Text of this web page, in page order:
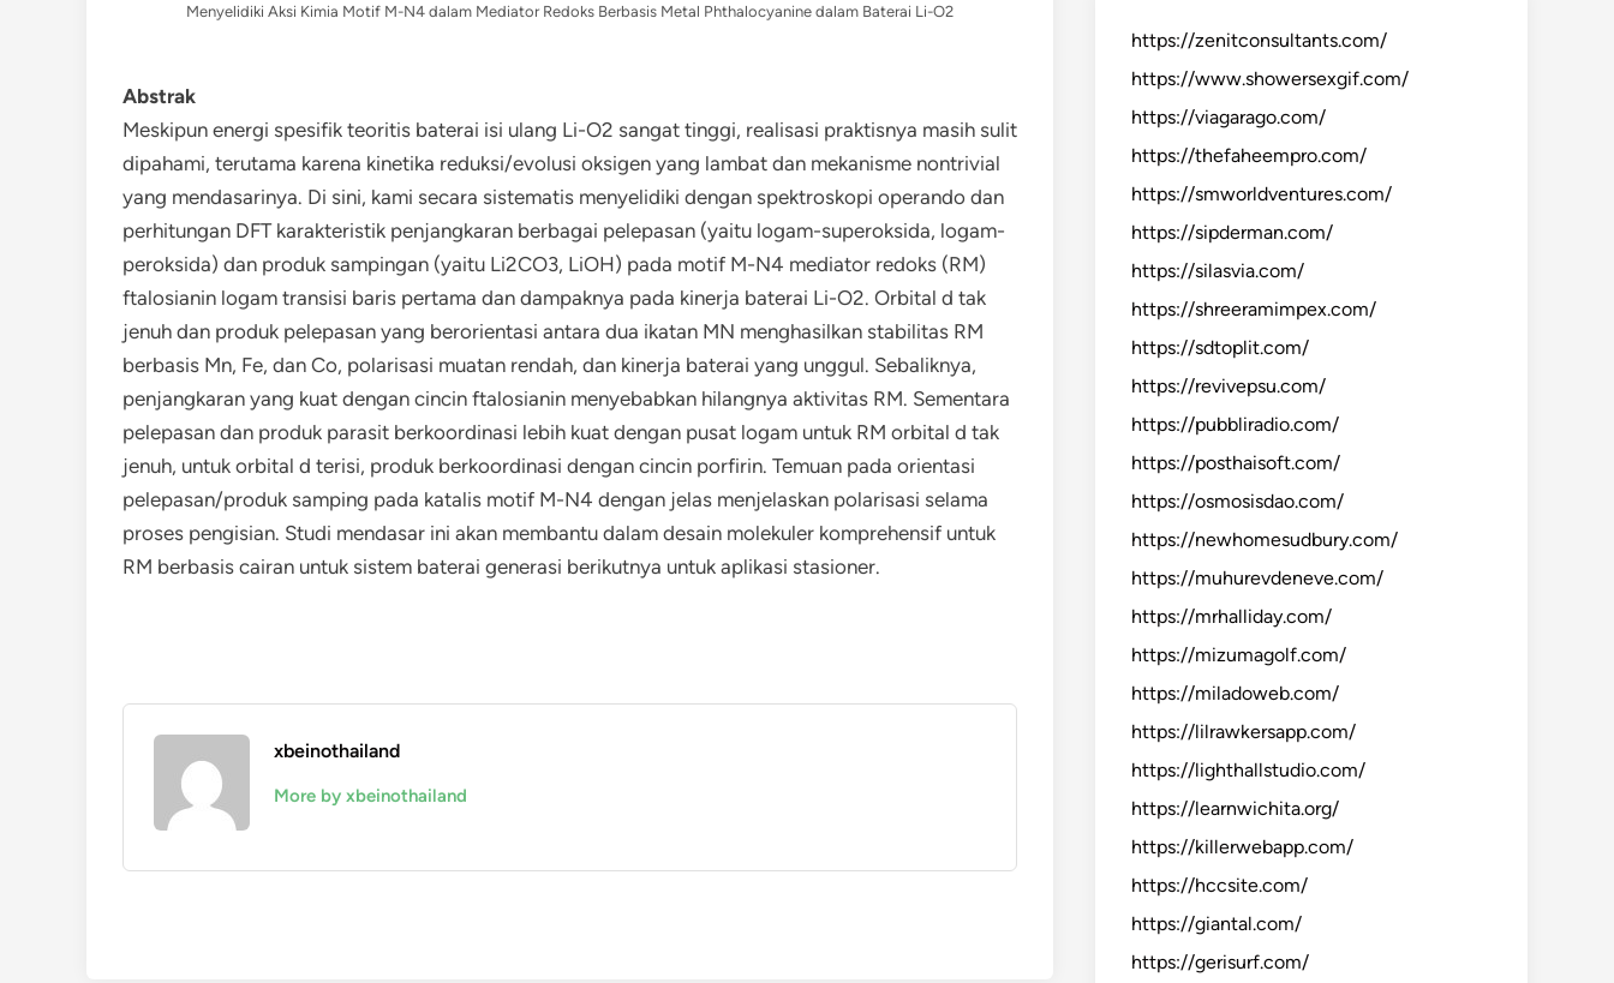
Menyelidiki Aksi Kimia Motif M-N4 dalam Mediator Redoks Berbasis Metal Phthalocyanine dalam Baterai Li-O2
Abstrak
Meskipun energi spesifik teoritis baterai isi ulang Li-O2 sangat tinggi, realisasi praktisnya masih sulit
dipahami, terutama karena kinetika reduksi/evolusi oksigen yang lambat dan mekanisme nontrivial
yang mendasarinya. Di sini, kami secara sistematis menyelidiki dengan spektroskopi operando dan
perhitungan DFT karakteristik penjangkaran berbagai pelepasan (yaitu logam-superoksida, logam-
peroksida) dan produk sampingan (yaitu Li2CO3, LiOH) pada motif M-N4 mediator redoks (RM)
ftalosianin logam transisi baris pertama dan dampaknya pada kinerja baterai Li-O2. Orbital d tak
jenuh dan produk pelepasan yang berorientasi antara dua ikatan MN menghasilkan stabilitas RM
berbasis Mn, Fe, dan Co, polarisasi muatan rendah, dan kinerja baterai yang unggul. Sebaliknya,
penjangkaran yang kuat dengan cincin ftalosianin menyebabkan hilangnya aktivitas RM. Sementara
pelepasan dan produk parasit berkoordinasi lebih kuat dengan pusat logam untuk RM orbital d tak
jenuh, untuk orbital d terisi, produk berkoordinasi dengan cincin porfirin. Temuan pada orientasi
pelepasan/produk samping pada katalis motif M-N4 dengan jelas menjelaskan polarisasi selama
proses pengisian. Studi mendasar ini akan membantu dalam desain molekuler komprehensif untuk
RM berbasis cairan untuk sistem baterai generasi berikutnya untuk aplikasi stasioner.
xbeinothailand
More by xbeinothailand
https://zenitconsultants.com/
https://www.showersexgif.com/
https://viagarago.com/
https://thefaheempro.com/
https://smworldventures.com/
https://sipderman.com/
https://silasvia.com/
https://shreeramimpex.com/
https://sdtoplit.com/
https://revivepsu.com/
https://pubbliradio.com/
https://posthaisoft.com/
https://osmosisdao.com/
https://newhomesudbury.com/
https://muhurevdeneve.com/
https://mrhalliday.com/
https://mizumagolf.com/
https://miladoweb.com/
https://lilrawkersapp.com/
https://lighthallstudio.com/
https://learnwichita.org/
https://killerwebapp.com/
https://hccsite.com/
https://giantal.com/
https://gerisurf.com/